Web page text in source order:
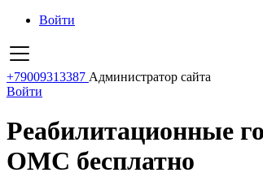
Войти
+79009313387 Администратор сайта
Войти
Реабилитационные
ОМС бесплатно